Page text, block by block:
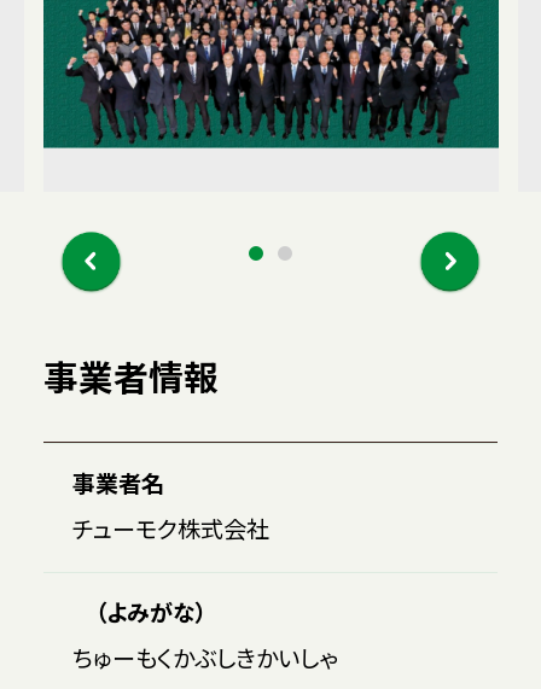
事業者情報
事業者名
チューモク株式会社
（よみがな）
ちゅーもくかぶしきかいしゃ